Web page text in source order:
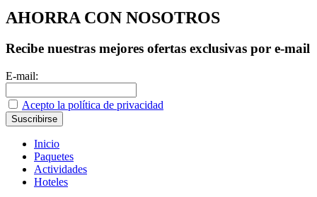
AHORRA CON NOSOTROS
Recibe nuestras mejores ofertas exclusivas por e-mail
E-mail:
Acepto la política de privacidad
Inicio
Paquetes
Actividades
Hoteles